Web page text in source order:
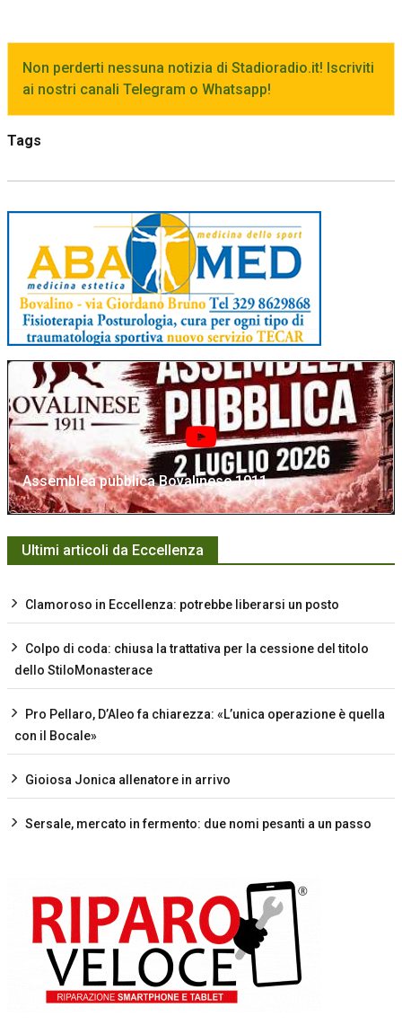
Non perderti nessuna notizia di Stadioradio.it! Iscriviti
ai nostri canali Telegram o Whatsapp!
Tags
Assemblea pubblica Bovalinese 1911
Ultimi articoli da Eccellenza
Clamoroso in Eccellenza: potrebbe liberarsi un posto
Colpo di coda: chiusa la trattativa per la cessione del titolo
dello StiloMonasterace
Pro Pellaro, D’Aleo fa chiarezza: «L’unica operazione è quella
con il Bocale»
Gioiosa Jonica allenatore in arrivo
Sersale, mercato in fermento: due nomi pesanti a un passo